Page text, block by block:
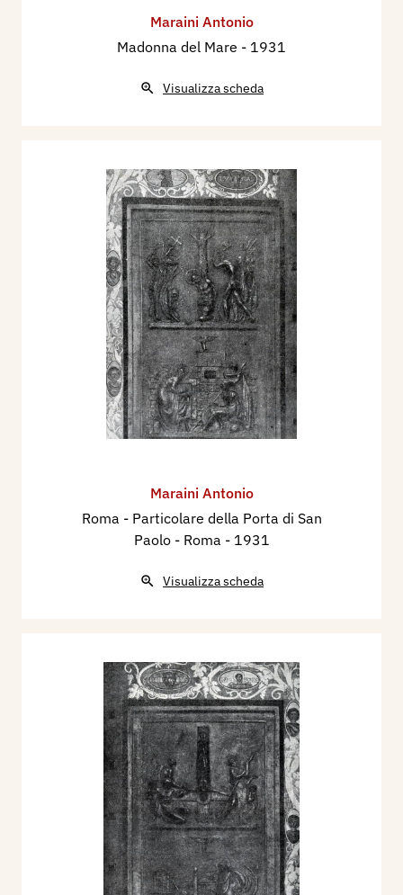
Maraini Antonio
Madonna del Mare - 1931
Visualizza scheda
Maraini Antonio
Roma - Particolare della Porta di San
Paolo - Roma - 1931
Visualizza scheda